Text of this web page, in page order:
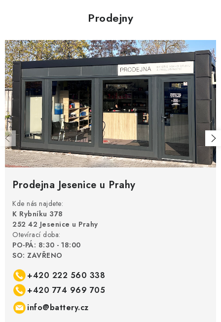
Prodejny
Prodejna Jesenice u Prahy
Kde nás najdete:
K Rybníku 378
252 42 Jesenice u Prahy
Otevírací doba:
PO-PÁ: 8:30 - 18:00
SO: ZAVŘENO
+420 222 560 338
+420 774 969 705
info@battery.cz